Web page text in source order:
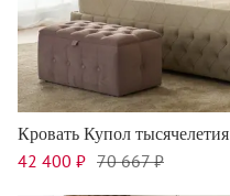
Кровать Купол тысячелетия
42 400 ₽ 70 667 ₽